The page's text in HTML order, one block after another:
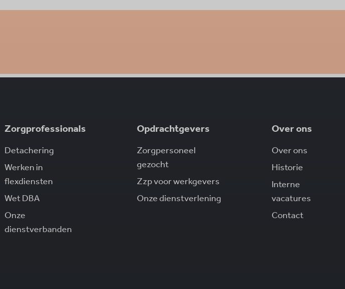
Zorgprofessionals
Detachering
Werken in
flexdiensten
Wet DBA
Onze
dienstverbanden
Opdrachtgevers
Zorgpersoneel
gezocht
Zzp voor werkgevers
Onze dienstverlening
Over ons
Over ons
Historie
Interne
vacatures
Contact